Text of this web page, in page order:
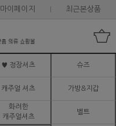
마이페이지 최근본상품
♥ 정장셔츠 슈즈
캐주얼 셔츠 가방&지갑
화려한
캐주얼셔츠
벨트